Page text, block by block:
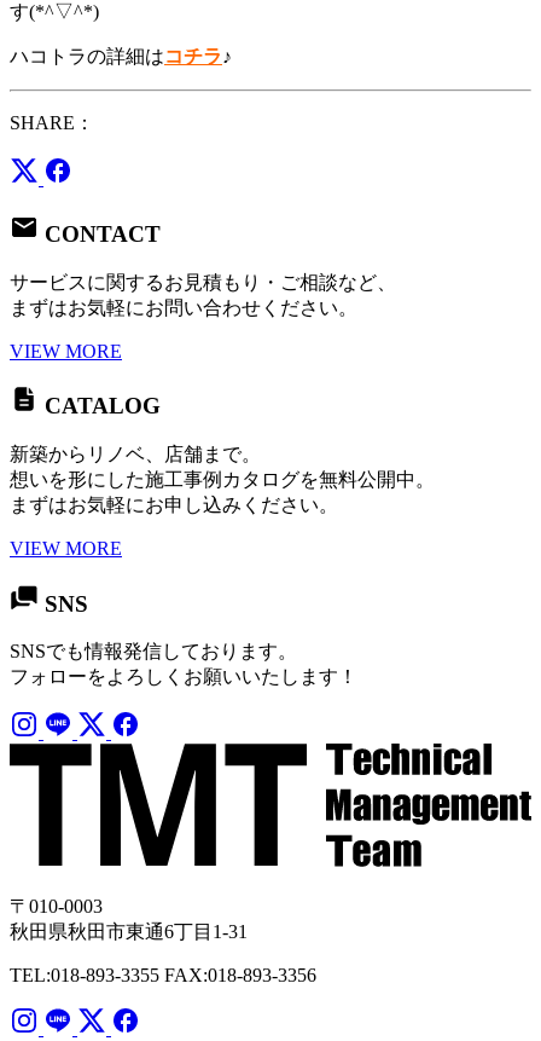
す(*^▽^*)
ハコトラの詳細はコチラ♪
SHARE：
CONTACT
サービスに関するお見積もり・ご相談など、
まずはお気軽にお問い合わせください。
VIEW MORE
CATALOG
新築からリノベ、店舗まで。
想いを形にした施工事例カタログを無料公開中。
まずはお気軽にお申し込みください。
VIEW MORE
SNS
SNSでも情報発信しております。
フォローをよろしくお願いいたします！
〒010-0003
秋田県秋田市東通6丁目1-31
TEL:018-893-3355 FAX:018-893-3356